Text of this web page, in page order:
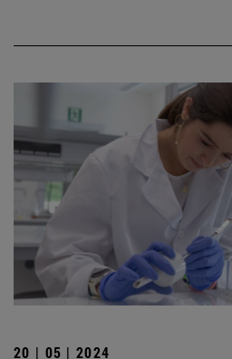
20 | 05 | 2024